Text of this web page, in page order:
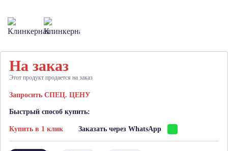
На заказ
Этот продукт продается на заказ
Запросить СПЕЦ. ЦЕНУ
Быстрый способ купить:
Купить в 1 клик Заказать через WhatsApp